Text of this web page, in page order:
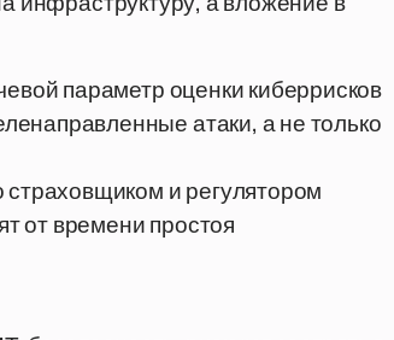
параметр оценки киберрисков
атаки, а не только
страховщиком и регулятором
от времени простоя